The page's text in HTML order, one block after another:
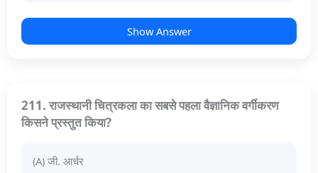
Show Answer
211. राजस्थानी चित्रकला का सबसे पहला वैज्ञानिक वर्गीकरण
किसने प्रस्तुत किया?
(A) जी. आर्चर